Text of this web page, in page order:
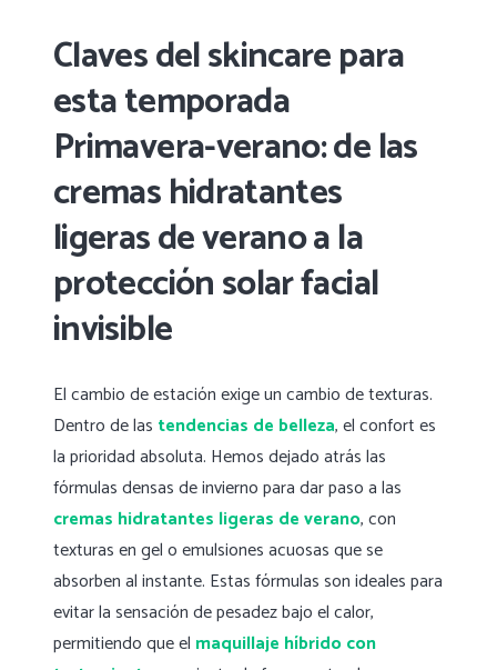
Claves del skincare para
esta temporada
Primavera-verano: de las
cremas hidratantes
ligeras de verano a la
protección solar facial
invisible
El cambio de estación exige un cambio de texturas.
Dentro de las tendencias de belleza, el confort es
la prioridad absoluta. Hemos dejado atrás las
fórmulas densas de invierno para dar paso a las
cremas hidratantes ligeras de verano, con
texturas en gel o emulsiones acuosas que se
absorben al instante. Estas fórmulas son ideales para
evitar la sensación de pesadez bajo el calor,
permitiendo que el maquillaje híbrido con